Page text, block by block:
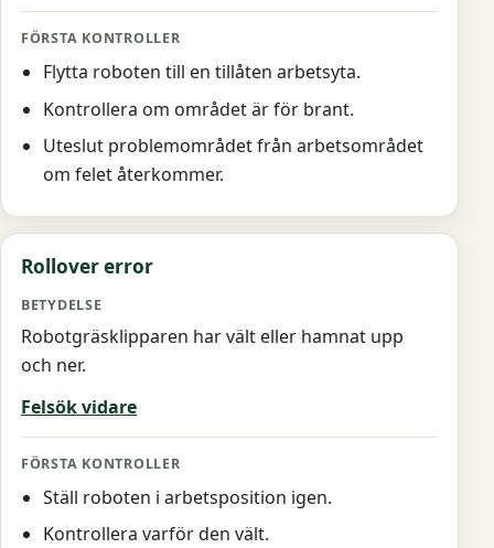
Flytta roboten till en tillåten arbetsyta.
Kontrollera om området är för brant.
Uteslut problemområdet från arbetsområdet
om felet återkommer.
Rollover error
Robotgräsklipparen har vält eller hamnat upp
och ner.
Felsök vidare
Ställ roboten i arbetsposition igen.
Kontrollera varför den vält.